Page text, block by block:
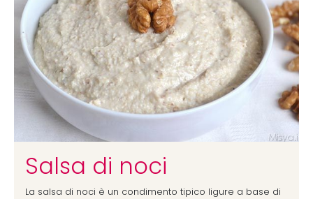
Salsa di noci
La salsa di noci è un condimento tipico ligure a base di